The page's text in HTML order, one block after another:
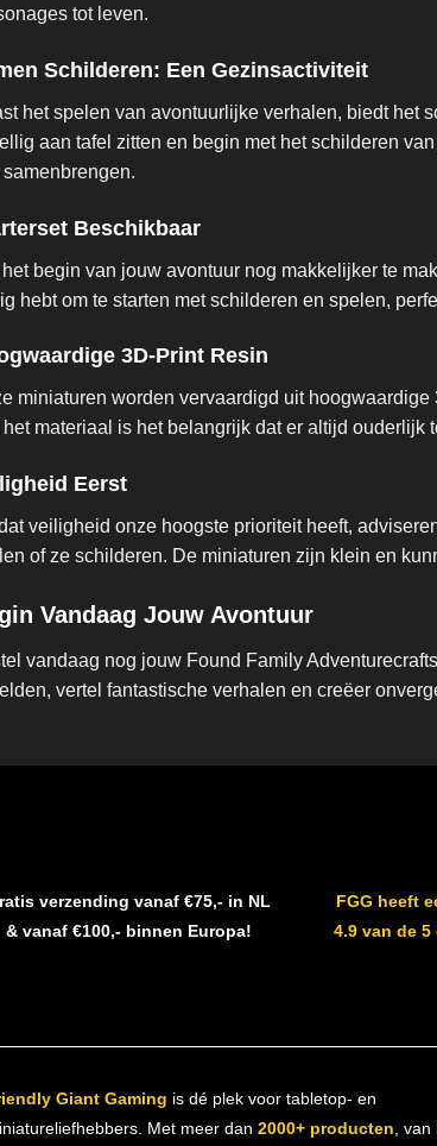
tot leven.
Schilderen: Een Gezinsactiviteit
het spelen van avontuurlijke verhalen, biedt het
aan tafel zitten en begin met het schilderen
samenbrengen.
Beschikbaar
begin van jouw avontuur nog makkelijker te
hebt om te starten met schilderen en spelen,
3D-Print Resin
miniaturen worden vervaardigd uit
materiaal is het belangrijk dat er altijd
Eerst
veiligheid onze hoogste prioriteit heeft,
of ze schilderen. De miniaturen zijn klein en
Vandaag Jouw Avontuur
vandaag nog jouw Found Family
vertel fantastische verhalen en creëer
verzending vanaf €75,- in NL
& vanaf €100,- binnen Europa!
FGG heeft
4.9 van de
Giant Gaming is dé plek voor tabletop- en
Met meer dan 2000+ producten ,